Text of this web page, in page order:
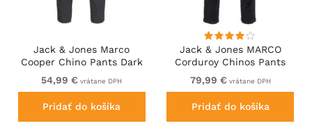
Jack & Jones Marco
Cooper Chino Pants Dark
Grey Melange
54,99 € vrátane DPH
Pridať do košíka
Jack & Jones MARCO
Corduroy Chinos Pants
Black
79,99 € vrátane DPH
Pridať do košíka